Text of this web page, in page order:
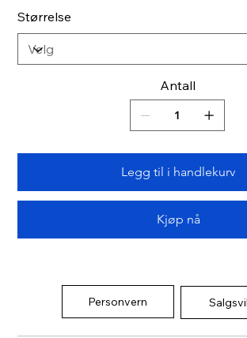
Størrelse
Antall
Legg til i handlekurv
Kjøp nå
Personvern